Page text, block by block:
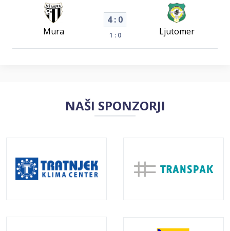
Mura
4 : 0
1 : 0 Ljutomer
NAŠI SPONZORJI